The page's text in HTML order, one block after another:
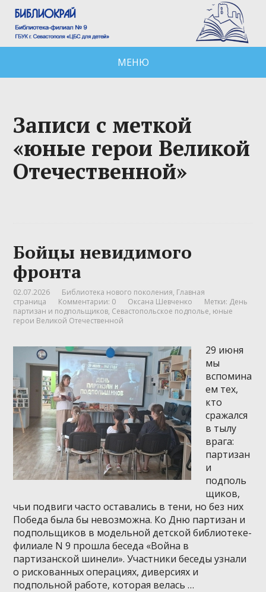
МЕНЮ
Записи с меткой
«юные герои Великой
Отечественной»
Бойцы невидимого
фронта
02.07.2026 Библиотека нового поколения, Главная
страница
Комментарии: 0 Оксана Шевченко Метки: День
партизан и подпольщиков, Севастопольское подполье, юные
герои Великой Отечественной
29 июня
мы
вспомина
ем тех,
кто
сражался
в тылу
врага:
партизан
и
подполь
щиков,
чьи подвиги часто оставались в тени, но без них
Победа была бы невозможна. Ко Дню партизан и
подпольщиков в модельной детской библиотеке-
филиале N 9 прошла беседа «Война в
партизанской шинели». Участники беседы узнали
о рискованных операциях, диверсиях и
подпольной работе, которая велась …